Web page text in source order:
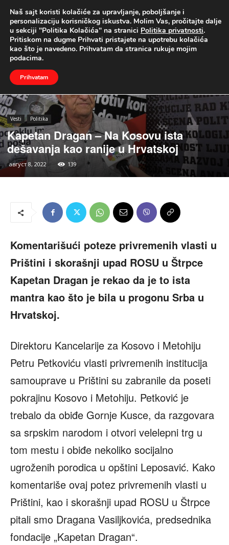
UŽIVO
Naslovna Vesti Politika
Vesti Politika
Kapetan Dragan – Na Kosovu ista
dešavanja kao ranije u Hrvatskoj
август 8, 2022 139
Komentarišući poteze privremenih vlasti u
Prištini i skorašnji upad ROSU u Štrpce
Kapetan Dragan je rekao da je to ista
mantra kao što je bila u progonu Srba u
Hrvatskoj.
Direktoru Kancelarije za Kosovo i Metohiju
Petru Petkoviću vlasti privremenih institucija
samouprave u Prištini su zabranile da poseti
pokrajinu Kosovo i Metohiju. Petković je
trebalo da obiđe Gornje Kusce, da razgovara
sa srpskim narodom i otvori velelepni trg u
tom mestu i obiđe nekoliko socijalno
ugroženih porodica u opštini Leposavić. Kako
komentariše ovaj potez privremenih vlasti u
Prištini, kao i skorašnji upad ROSU u Štrpce
pitali smo Dragana Vasiljkovića, predsednika
fondacije „Kapetan Dragan“.
Naš sajt koristi kolačiće za upravljanje, poboljšanje i
personalizaciju korisničkog iskustva. Molim Vas, pročitajte dalje
u sekciji "Politika Kolačića" na stranici Politika privatnosti.
Pritiskom na dugme Prihvati pristajete na upotrebu kolačića
kao što je navedeno. Prihvatam da stranica rukuje mojim
podacima.
Prihvatam